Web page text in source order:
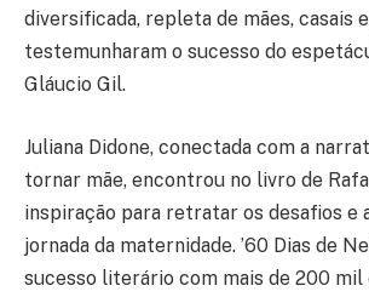
diversificada, repleta de mães, casais
testemunharam o sucesso do
Gláucio Gil.
Juliana Didone, conectada com a
tornar mãe, encontrou no livro de
inspiração para retratar os desafios e
jornada da maternidade. ’60 Dias de
sucesso literário com mais de 200 mil